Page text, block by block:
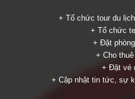
+ Tổ chức tour du
+ Tổ chức
+ Đặt
+ Cho
+ Đặt vé
+ Cập nhật tin tức, sự